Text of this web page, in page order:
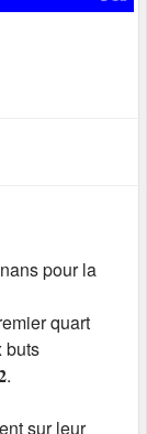
pour la
quart
buts
sur leur